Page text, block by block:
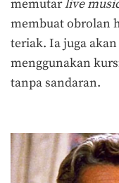
memutarlive
membuat obrolan
teriak. Ia juga
menggunakan
tanpa sandaran.